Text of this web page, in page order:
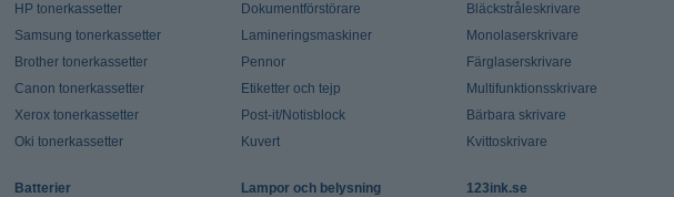
HP tonerkassetter
Samsung tonerkassetter
Brother tonerkassetter
Canon tonerkassetter
Xerox tonerkassetter
Oki tonerkassetter
Dokumentförstörare
Lamineringsmaskiner
Pennor
Etiketter och tejp
Post-it/Notisblock
Kuvert
Bläckstråleskrivare
Monolaserskrivare
Färglaserskrivare
Multifunktionsskrivare
Bärbara skrivare
Kvittoskrivare
Batterier
Lampor och belysning
123ink.se